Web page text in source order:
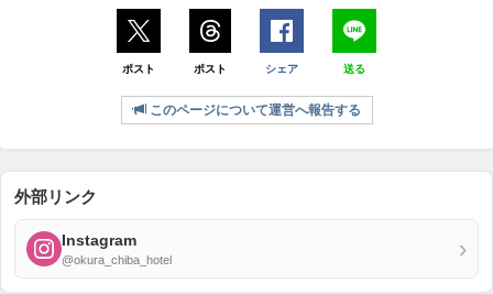
ポスト ポスト シェア 送る
このページについて運営へ報告する
外部リンク
Instagram
@okura_chiba_hotel ›